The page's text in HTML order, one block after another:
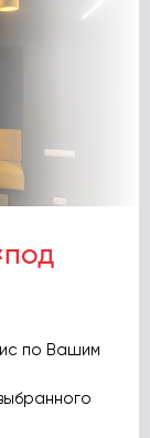
по Вашим